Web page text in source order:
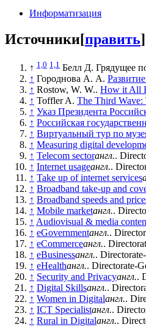
Информатизация
Источники[править]
↑ 1,0 1,1 Белл Д. Грядущее
↑ Городнова А. А.
↑ Rostow, W. W.. How it All
↑ Toffler A. The Third Wave:
↑ Указ Президента
↑ Российская
↑ Виртуальный тур по
↑ Measuring digital
↑ Telecom sectorангл..
↑ Internet usageангл..
↑ Take up of internet services
↑ Broadband take-up and
↑ Broadband speeds and
↑ Mobile marketангл..
↑ Audiovisual & media
↑ eGovernmentангл..
↑ eCommerceангл..
↑ eBusinessангл..
↑ eHealthангл.. Directorate-
↑ Security and Privacyангл..
↑ Digital Skillsангл..
↑ Women in Digitalангл..
↑ ICT Specialistангл..
↑ Rural in Digitalангл..